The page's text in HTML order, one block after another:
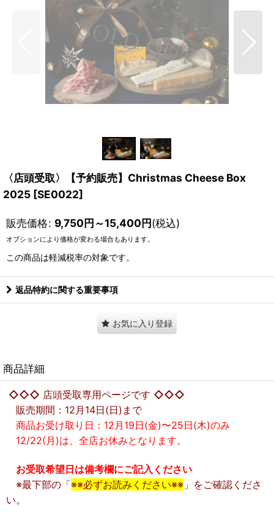
〈店頭受取〉【予約販売】Christmas Cheese Box
2025 [SE0022]
販売価格: 9,750円～15,400円(税込)
オプションにより価格が変わる場合もあります。
この商品は軽減税率の対象です。
返品特約に関する重要事項
お気に入り登録
商品詳細
◇◇◇ 店頭受取専用ページです ◇◇◇
販売期間：12月14日(日)まで
商品お受け取り日：12月19日(金)〜25日(木)のみ
12/22(月)は、全店お休みとなります。
お受取希望日は備考欄にご記入ください
※最下部の「※※必ずお読みください※※ 」をご確認くださ
い。